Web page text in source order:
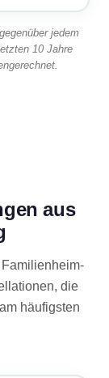
jedem
10 Jahre
aus
die
häufigsten